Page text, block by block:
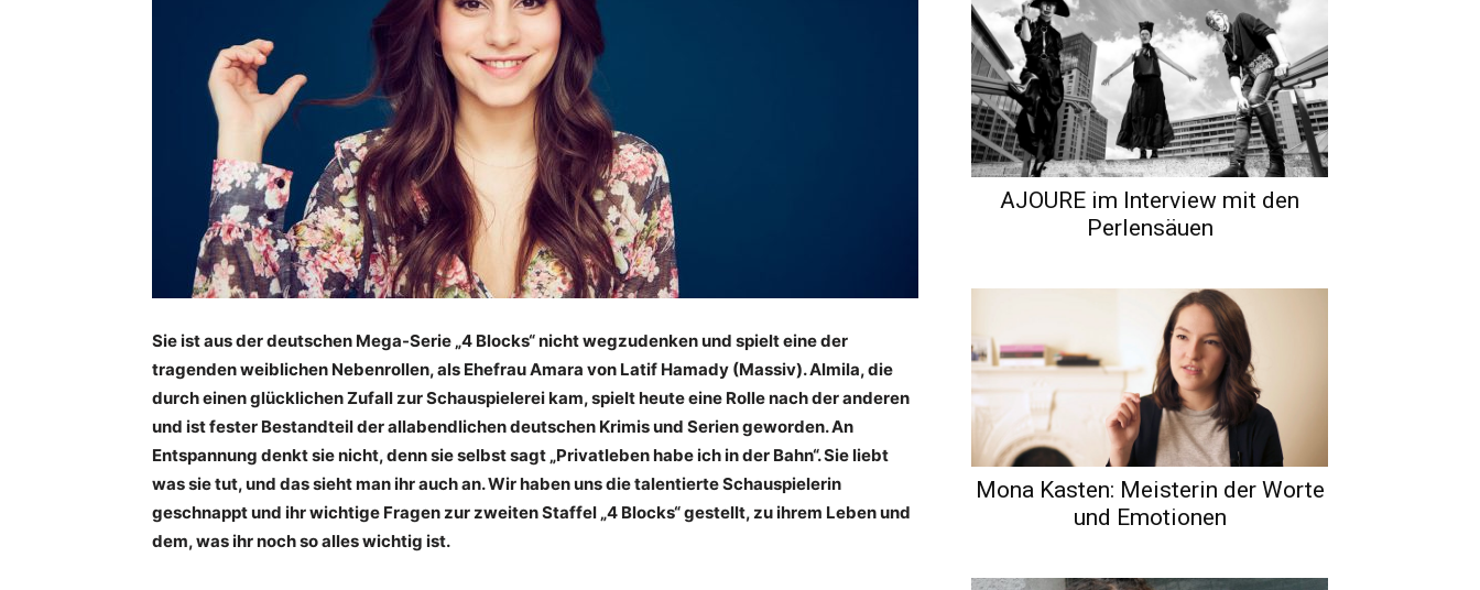
Sie ist aus der deutschen Mega-Serie „4 Blocks“ nicht wegzudenken und spielt eine der
tragenden weiblichen Nebenrollen, als Ehefrau Amara von Latif Hamady (Massiv). Almila, die
durch einen glücklichen Zufall zur Schauspielerei kam, spielt heute eine Rolle nach der anderen
und ist fester Bestandteil der allabendlichen deutschen Krimis und Serien geworden. An
Entspannung denkt sie nicht, denn sie selbst sagt „Privatleben habe ich in der Bahn“. Sie liebt
was sie tut, und das sieht man ihr auch an. Wir haben uns die talentierte Schauspielerin
geschnappt und ihr wichtige Fragen zur zweiten Staffel „4 Blocks“ gestellt, zu ihrem Leben und
dem, was ihr noch so alles wichtig ist.
AJOURE im Interview mit den
Perlensäuen
Mona Kasten: Meisterin der Worte
und Emotionen